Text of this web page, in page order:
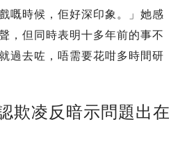
嘅時候，佢好深印象。」她感
，但同時表明十多年前的事不
過去咗，唔需要花咁多時間研
欺凌反暗示問題出在